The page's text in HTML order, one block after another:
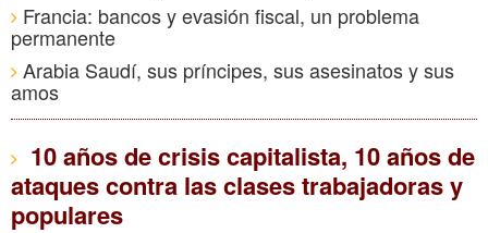
Francia: bancos y evasión fiscal, un problema
permanente
Arabia Saudí, sus príncipes, sus asesinatos y sus
amos
10 años de crisis capitalista, 10 años de
ataques contra las clases trabajadoras y
populares